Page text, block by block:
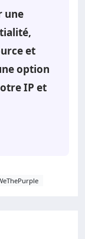
une
et
option
IP et